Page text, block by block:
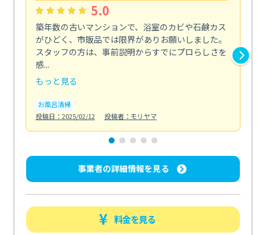
5.0
築年数の古いマンションで、浴室のカビや石鹸カス
がひどく、市販品では限界がありお願いしました。
スタッフの方は、事前説明からすでにプロらしさを
感...
もっと見る
お風呂清掃
投稿日：2025/02/12
投稿者：モリヤマ
事業者の詳細情報を見る
料金を見る